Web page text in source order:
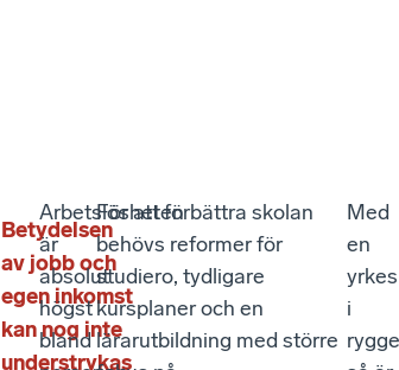
Betydelsen
av jobb och
egen inkomst
kan nog inte
understrykas
Arbetslösheten
är
absolut
högst
bland
För att förbättra skolan
behövs reformer för
studiero, tydligare
kursplaner och en
lärarutbildning med större
Med
en
i